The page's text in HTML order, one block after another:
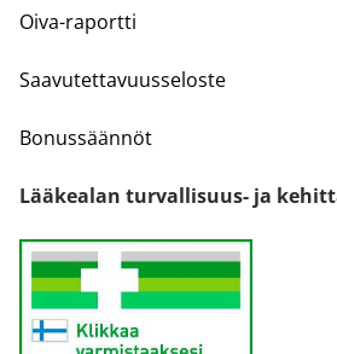
Oiva-raportti
Saavutettavuusseloste
Bonussäännöt
Lääkealan turvallisuus- ja